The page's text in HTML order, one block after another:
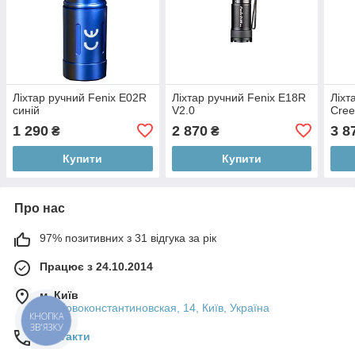
Ліхтар ручний Fenix E02R
синій
1 290 ₴
Купити
Ліхтар ручний Fenix E18R
V2.0
2 870₴
Купити
3
Про нас
97% позитивних з 31 відгука за рік
Працює з 24.10.2014
м. Київ
ул. Новоконстантиновская, 14, Київ, Україна
Контакти
КНОПКА
ЗВ'ЯЗКУ